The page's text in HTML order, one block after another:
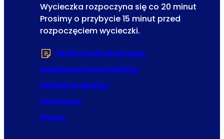
i
Wycieczka rozpoczyna się co 20 minut
Prosimy o przybycie 15 minut przed
rozpoczęciem wycieczki.
Ulotka informacyjna
Gastronomia w okolicy
Hotele w okolicy
Partnerzy
Praca